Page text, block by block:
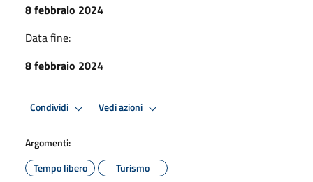
8 febbraio 2024
Data fine:
8 febbraio 2024
Condividi Vedi azioni
Argomenti:
Tempo libero
Turismo